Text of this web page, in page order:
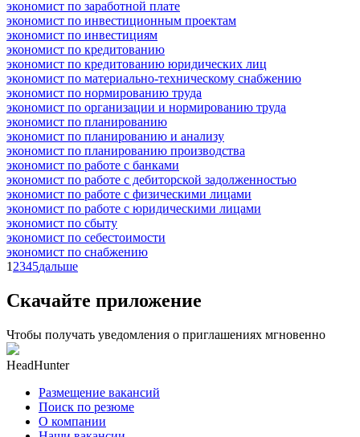
экономист по заработной плате
экономист по инвестиционным проектам
экономист по инвестициям
экономист по кредитованию
экономист по кредитованию юридических лиц
экономист по материально-техническому снабжению
экономист по нормированию труда
экономист по организации и нормированию труда
экономист по планированию
экономист по планированию и анализу
экономист по планированию производства
экономист по работе с банками
экономист по работе с дебиторской задолженностью
экономист по работе с физическими лицами
экономист по работе с юридическими лицами
экономист по сбыту
экономист по себестоимости
экономист по снабжению
1 2345дальше
Скачайте приложение
Чтобы получать уведомления о приглашениях мгновенно
HeadHunter
Размещение вакансий
Поиск по резюме
О компании